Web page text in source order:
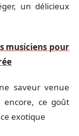
un délicieux
musiciens pour
saveur venue
encore, ce goût
exotique